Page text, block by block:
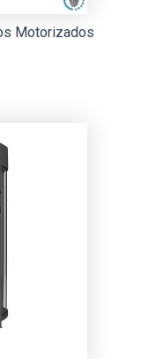
Motorizados